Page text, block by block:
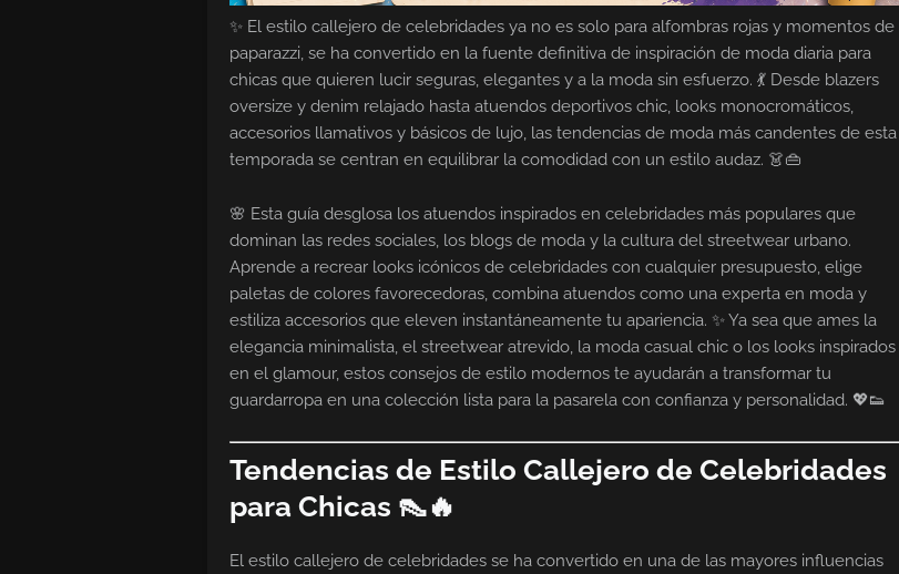
✨ El estilo callejero de celebridades ya no es solo para alfombras rojas y momentos de
paparazzi, se ha convertido en la fuente definitiva de inspiración de moda diaria para
chicas que quieren lucir seguras, elegantes y a la moda sin esfuerzo. 💃 Desde blazers
oversize y denim relajado hasta atuendos deportivos chic, looks monocromáticos,
accesorios llamativos y básicos de lujo, las tendencias de moda más candentes de esta
temporada se centran en equilibrar la comodidad con un estilo audaz. 👗👜
🌸 Esta guía desglosa los atuendos inspirados en celebridades más populares que
dominan las redes sociales, los blogs de moda y la cultura del streetwear urbano.
Aprende a recrear looks icónicos de celebridades con cualquier presupuesto, elige
paletas de colores favorecedoras, combina atuendos como una experta en moda y
estiliza accesorios que eleven instantáneamente tu apariencia. ✨ Ya sea que ames la
elegancia minimalista, el streetwear atrevido, la moda casual chic o los looks inspirados
en el glamour, estos consejos de estilo modernos te ayudarán a transformar tu
guardarropa en una colección lista para la pasarela con confianza y personalidad. 💖👟
Tendencias de Estilo Callejero de Celebridades
para Chicas 👠🔥
El estilo callejero de celebridades se ha convertido en una de las mayores influencias